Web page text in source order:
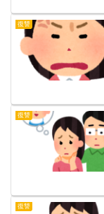
復讐
復讐
復讐